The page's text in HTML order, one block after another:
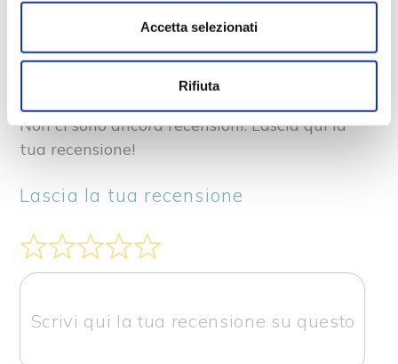
Accetta selezionati
Rifiuta
prodotto
0
Non ci sono ancora recensioni. Lascia qui la
tua recensione!
Lascia la tua recensione